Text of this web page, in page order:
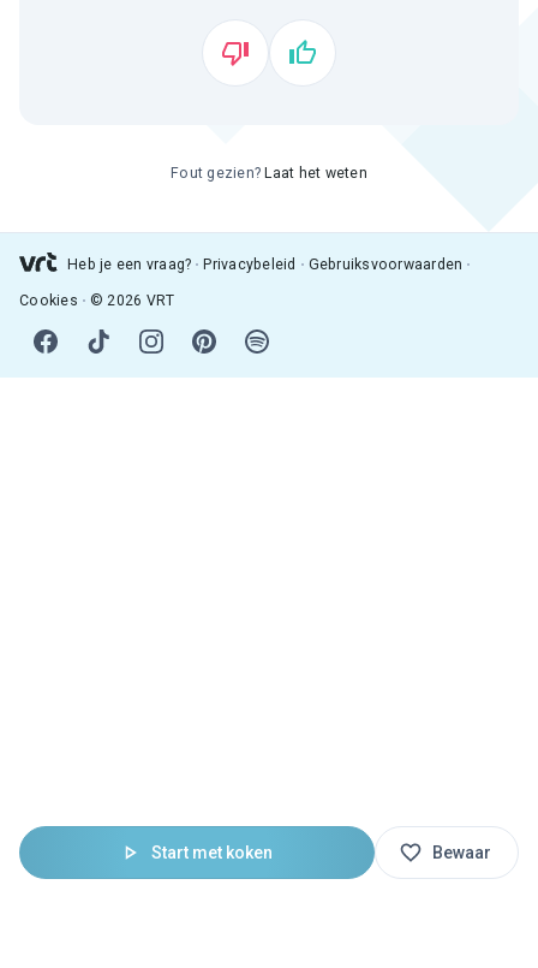
Start met koken Bewaar
Fout gezien? Laat het weten
Heb je een vraag? Privacybeleid Gebruiksvoorwaarden
Cookies © 2026 VRT